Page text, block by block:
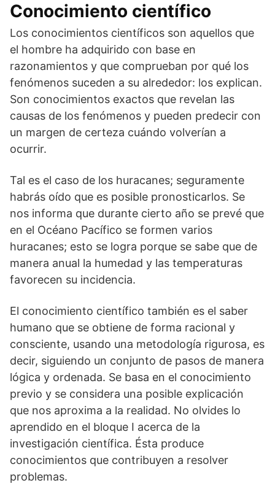
Conocimiento científico
Los conocimientos científicos son aquellos que
el hombre ha adquirido con base en
razonamientos y que comprueban por qué los
fenómenos suceden a su alrededor: los explican.
Son conocimientos exactos que revelan las
causas de los fenómenos y pueden predecir con
un margen de certeza cuándo volverían a
ocurrir.
Tal es el caso de los huracanes; seguramente
habrás oído que es posible pronosticarlos. Se
nos informa que durante cierto año se prevé que
en el Océano Pacífico se formen varios
huracanes; esto se logra porque se sabe que de
manera anual la humedad y las temperaturas
favorecen su incidencia.
El conocimiento científico también es el saber
humano que se obtiene de forma racional y
consciente, usando una metodología rigurosa, es
decir, siguiendo un conjunto de pasos de manera
lógica y ordenada. Se basa en el conocimiento
previo y se considera una posible explicación
que nos aproxima a la realidad. No olvides lo
aprendido en el bloque I acerca de la
investigación científica. Ésta produce
conocimientos que contribuyen a resolver
problemas.